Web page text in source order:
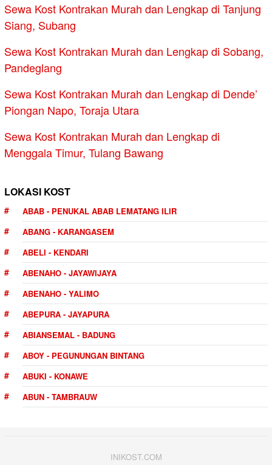
Sewa Kost Kontrakan Murah dan Lengkap di Tanjung
Siang, Subang
Sewa Kost Kontrakan Murah dan Lengkap di Sobang,
Pandeglang
Sewa Kost Kontrakan Murah dan Lengkap di Dende’
Piongan Napo, Toraja Utara
Sewa Kost Kontrakan Murah dan Lengkap di
Menggala Timur, Tulang Bawang
LOKASI KOST
ABAB - PENUKAL ABAB LEMATANG ILIR
ABANG - KARANGASEM
ABELI - KENDARI
ABENAHO - JAYAWIJAYA
ABENAHO - YALIMO
ABEPURA - JAYAPURA
ABIANSEMAL - BADUNG
ABOY - PEGUNUNGAN BINTANG
ABUKI - KONAWE
ABUN - TAMBRAUW
INIKOST.COM